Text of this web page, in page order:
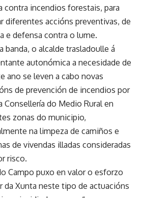
contra incendios forestais, para
diferentes accións preventivas, de
e defensa contra o lume.
banda, o alcalde trasladoulle á
autonómica a necesidade de
ano se leven a cabo novas
de prevención de incendios por
Consellería do Medio Rural en
zonas do municipio,
na limpeza de camiños e
de vivendas illadas consideradas
risco.
Campo puxo en valor o esforzo
da Xunta neste tipo de actuacións